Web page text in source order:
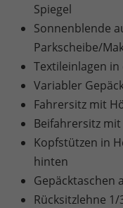
Spiegel
Sonnenblende
Parkscheibe/
Textileinlagen
Variabler
Fahrersitz mit
Beifahrersitz
Kopfstützen in
hinten
Gepäcktaschen
Rücksitzlehne